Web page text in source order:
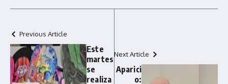
Previous Article
Este
martes
se
realiza
Next Article
Aparici
o: